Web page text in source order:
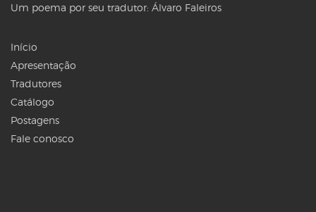
Um poema por seu tradutor: Álvaro Faleiros
Início
Apresentação
Tradutores
Catálogo
Postagens
Fale conosco